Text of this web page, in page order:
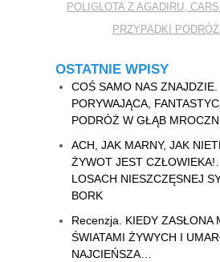
POLIGLOTA Z AGADIRU,
PRZYPADKI
OSTATNIE WPISY
COŚ SAMO NAS ZNAJDZIE.
PORYWAJĄCA,
PODRÓŻ W GŁĄB
ACH, JAK MARNY, JAK
ŻYWOT JEST
LOSACH NIESZCZĘSNEJ
BORK
Recenzja. KIEDY ZASŁONA
ŚWIATAMI ŻYWYCH I
NAJCIEŃSZA…